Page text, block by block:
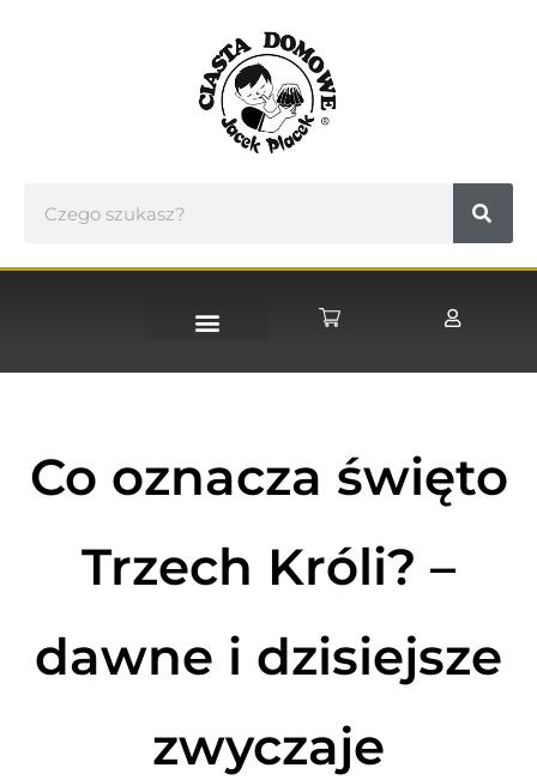
Co oznacza święto
Trzech Króli? –
dawne i dzisiejsze
zwyczaje